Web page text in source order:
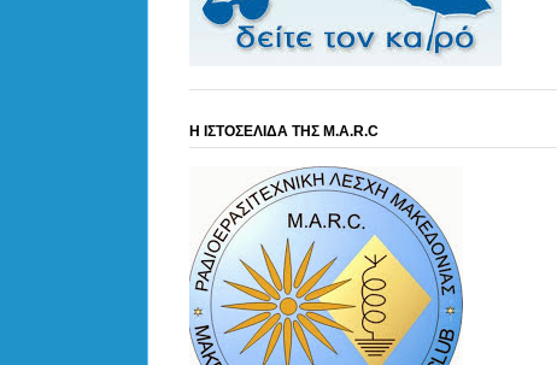
Η ΙΣΤΟΣΕΛΙΔΑ ΤΗΣ M.A.R.C